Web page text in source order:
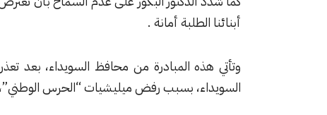
أبنائنا الطلبة أمانة .
وتأتي هذه المبادرة من محافظ السويداء، بعد
السويداء، بسبب رفض ميليشيات “الحرس الوطني”،